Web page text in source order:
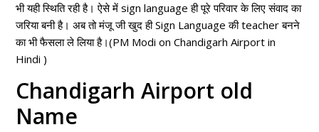
भी यही स्थिति रही है। ऐसे में sign language ही पूरे परिवार के लिए संवाद का
जरिया बनी है। अब तो मंजू जी खुद ही Sign Language की teacher बनने
का भी फैसला ले लिया है।(PM Modi on Chandigarh Airport in
Hindi )
Chandigarh Airport old
Name